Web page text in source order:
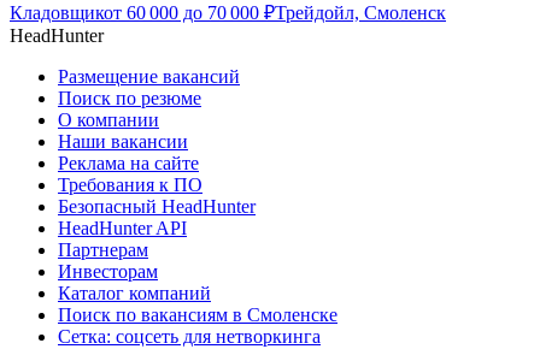
Кладовщикот 60 000 до 70 000 ₽Трейдойл, Смоленск
HeadHunter
Размещение вакансий
Поиск по резюме
О компании
Наши вакансии
Реклама на сайте
Требования к ПО
Безопасный HeadHunter
HeadHunter API
Партнерам
Инвесторам
Каталог компаний
Поиск по вакансиям в Смоленске
Сетка: соцсеть для нетворкинга